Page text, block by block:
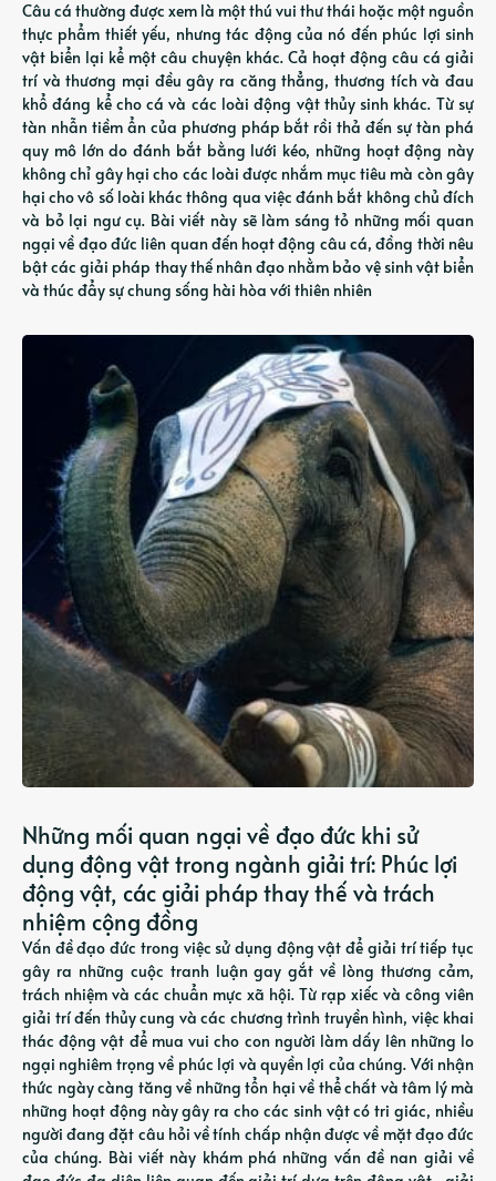
Câu cá thường được xem là một thú vui thư thái hoặc một nguồn
thực phẩm thiết yếu, nhưng tác động của nó đến phúc lợi sinh
vật biển lại kể một câu chuyện khác. Cả hoạt động câu cá giải
trí và thương mại đều gây ra căng thẳng, thương tích và đau
khổ đáng kể cho cá và các loài động vật thủy sinh khác. Từ sự
tàn nhẫn tiềm ẩn của phương pháp bắt rồi thả đến sự tàn phá
quy mô lớn do đánh bắt bằng lưới kéo, những hoạt động này
không chỉ gây hại cho các loài được nhắm mục tiêu mà còn gây
hại cho vô số loài khác thông qua việc đánh bắt không chủ đích
và bỏ lại ngư cụ. Bài viết này sẽ làm sáng tỏ những mối quan
ngại về đạo đức liên quan đến hoạt động câu cá, đồng thời nêu
bật các giải pháp thay thế nhân đạo nhằm bảo vệ sinh vật biển
và thúc đẩy sự chung sống hài hòa với thiên nhiên
Những mối quan ngại về đạo đức khi sử
dụng động vật trong ngành giải trí: Phúc lợi
động vật, các giải pháp thay thế và trách
nhiệm cộng đồng
Vấn đề đạo đức trong việc sử dụng động vật để giải trí tiếp tục
gây ra những cuộc tranh luận gay gắt về lòng thương cảm,
trách nhiệm và các chuẩn mực xã hội. Từ rạp xiếc và công viên
giải trí đến thủy cung và các chương trình truyền hình, việc khai
thác động vật để mua vui cho con người làm dấy lên những lo
ngại nghiêm trọng về phúc lợi và quyền lợi của chúng. Với nhận
thức ngày càng tăng về những tổn hại về thể chất và tâm lý mà
những hoạt động này gây ra cho các sinh vật có tri giác, nhiều
người đang đặt câu hỏi về tính chấp nhận được về mặt đạo đức
của chúng. Bài viết này khám phá những vấn đề nan giải về